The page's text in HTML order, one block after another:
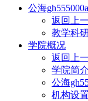
公海
返回上
教学科
学院概况
返回上
学院简介
公海
机构设置